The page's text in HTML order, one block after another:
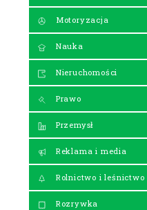
Motoryzacja
Nauka
Nieruchomości
Prawo
Przemysł
Reklama i media
Rolnictwo i leśnictwo
Rozrywka